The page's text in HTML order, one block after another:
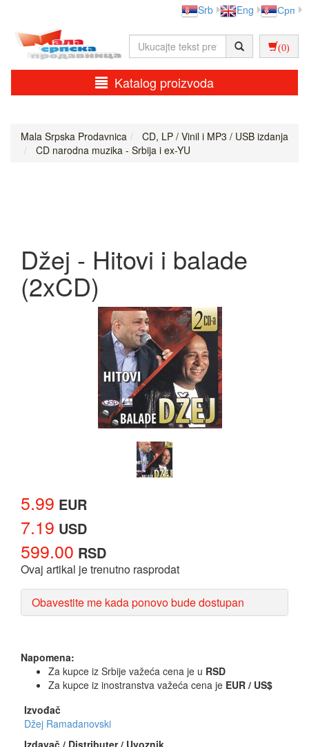
Srb Eng Срп
(0)
Katalog proizvoda
Mala Srpska Prodavnica
CD, LP / Vinil i MP3 / USB izdanja
CD narodna muzika - Srbija i ex-YU
Džej - Hitovi i balade
(2xCD)
5.99 EUR
7.19 USD
599.00 RSD
Ovaj artikal je trenutno rasprodat
Obavestite me kada ponovo bude dostupan
Napomena:
Za kupce iz Srbije važeća cena je u RSD
Za kupce iz inostranstva važeća cena je EUR / US$
Izvođač
Džej Ramadanovski